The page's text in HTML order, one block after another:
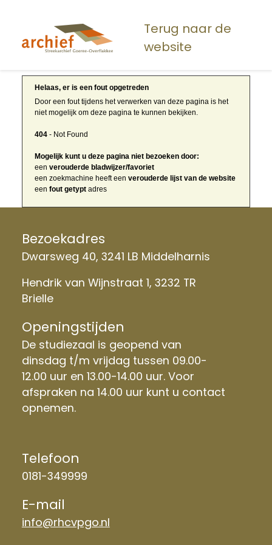
naar
Terug naar de
website
Helaas, er is een fout opgetreden
Door een fout tijdens het verwerken van deze pagina is het
niet mogelijk om deze pagina te kunnen bekijken.
404- Not Found
Mogelijk kunt u deze pagina niet bezoeken door:
een verouderde bladwijzer/favoriet
een zoekmachine heeft een verouderde lijst van de website
een fout getyptadres
Bezoekadres
Dwarsweg 40, 3241 LB Middelharnis
Hendrik van Wijnstraat 1, 3232 TR
Brielle
Openingstijden
De studiezaal is geopend van
dinsdag t/m vrijdag tussen 09.00-
12.00 uur en 13.00-14.00 uur. Voor
afspraken na 14.00 uur kunt u contact
opnemen.
Telefoon
0181-349999
E-mail
info@rhcvpgo.nl